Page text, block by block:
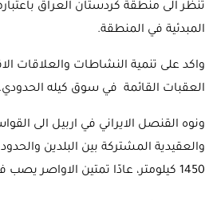
تنظر الى منطقة كردستان العراق
المبدئية في المنطقة.
واكد على تنمية النشاطات والعلاقات
العقبات القائمة في سوق كيله الحدودي.
ونوه القنصل الايراني في اربيل الى
والعقيدية المشتركة بين البلدين
1450 كيلومتر، عادّا تمتين الاواصر يصب في مصالح الشعبين معاً.